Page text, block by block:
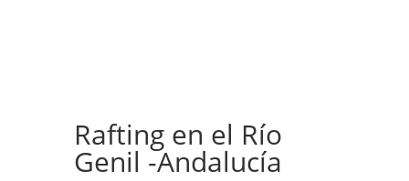
Rafting en el Río
Genil -Andalucía